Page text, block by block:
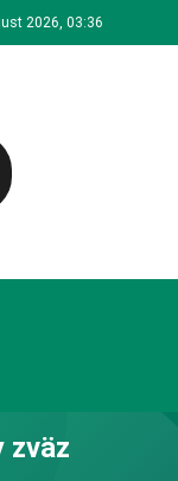
2026, 03:36
zväz